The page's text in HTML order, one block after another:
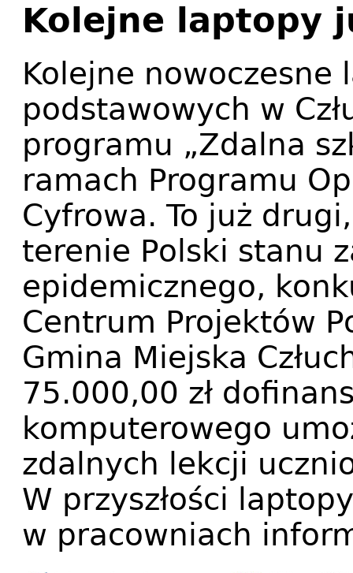
Kolejne laptopy
Kolejne nowoczesne
podstawowych w
programu „Zdalna
ramach Programu
Cyfrowa. To już
terenie Polski stanu
epidemicznego,
Centrum Projektów
Gmina Miejska
75.000,00 zł
komputerowego
zdalnych lekcji
W przyszłości
w pracowniach